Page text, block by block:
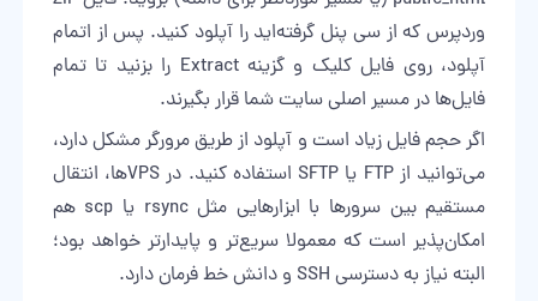
وردپرس که از سی پنل گرفته‌اید را آپلود کنید. پس از اتمام
آپلود، روی فایل کلیک و گزینه Extract را بزنید تا تمام
فایل‌ها در مسیر اصلی سایت شما قرار بگیرند.
اگر حجم فایل زیاد است و آپلود از طریق مرورگر مشکل دارد،
می‌توانید از FTP یا SFTP استفاده کنید. در VPSها، انتقال
مستقیم بین سرورها با ابزارهایی مثل rsync یا scp هم
امکان‌پذیر است که معمولا سریع‌تر و پایدارتر خواهد بود؛
البته نیاز به دسترسی SSH و دانش خط فرمان دارد.